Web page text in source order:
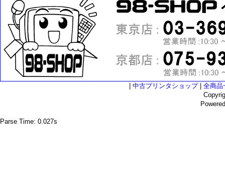
中古プリンタショップ| 全商品
Parse Time: 0.027s